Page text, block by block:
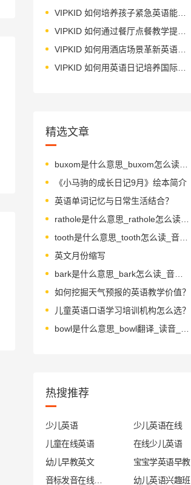
VIPKID 如何培养孩子紧急英语能力？
VIPKID 如何通过餐厅点餐教学提升少儿英语应用能力？
VIPKID 如何用酒店场景革新英语教学？
VIPKID 如何用英语日记培养国际化人才？
精选文章
buxom是什么意思_buxom怎么读_音标ˈbʌksəm
《小马驹的成长日记9月》绘本简介
英语单词记忆与日常生活结合？
rathole是什么意思_rathole怎么读_音标'ræthәul
tooth是什么意思_tooth怎么读_音标tu-θ
英文月份缩写
bark是什么意思_bark怎么读_音标bɑ-k
如何挖掘天气预报的英语教学价值？
儿童英语口语学习培训机构怎么选？
热搜推荐
少儿英语
少儿英语在线
儿童在线英语
在线少儿英语
幼儿早教英文
宝宝学英语早教
幼儿英语兴趣班